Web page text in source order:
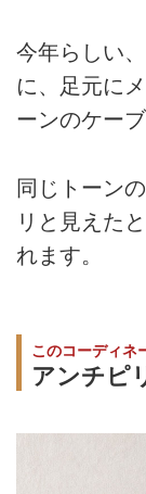
今年らしい
に、足元に
ーンのケー
同じトーン
リと見えた
れます。
このコーディネ
アンチピ